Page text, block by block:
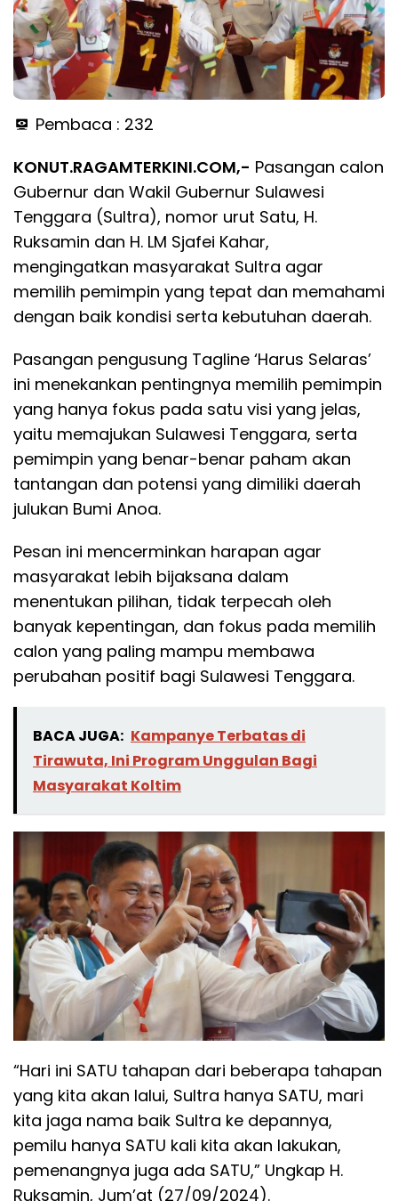
Pembaca : 232
KONUT.RAGAMTERKINI.COM,- Pasangan calon
Gubernur dan Wakil Gubernur Sulawesi
Tenggara (Sultra), nomor urut Satu, H.
Ruksamin dan H. LM Sjafei Kahar,
mengingatkan masyarakat Sultra agar
memilih pemimpin yang tepat dan memahami
dengan baik kondisi serta kebutuhan daerah.
Pasangan pengusung Tagline ‘Harus Selaras’
ini menekankan pentingnya memilih pemimpin
yang hanya fokus pada satu visi yang jelas,
yaitu memajukan Sulawesi Tenggara, serta
pemimpin yang benar-benar paham akan
tantangan dan potensi yang dimiliki daerah
julukan Bumi Anoa.
Pesan ini mencerminkan harapan agar
masyarakat lebih bijaksana dalam
menentukan pilihan, tidak terpecah oleh
banyak kepentingan, dan fokus pada memilih
calon yang paling mampu membawa
perubahan positif bagi Sulawesi Tenggara.
BACA JUGA: Kampanye Terbatas di
Tirawuta, Ini Program Unggulan Bagi
Masyarakat Koltim
“Hari ini SATU tahapan dari beberapa tahapan
yang kita akan lalui, Sultra hanya SATU, mari
kita jaga nama baik Sultra ke depannya,
pemilu hanya SATU kali kita akan lakukan,
pemenangnya juga ada SATU,” Ungkap H.
Ruksamin, Jum’at (27/09/2024).